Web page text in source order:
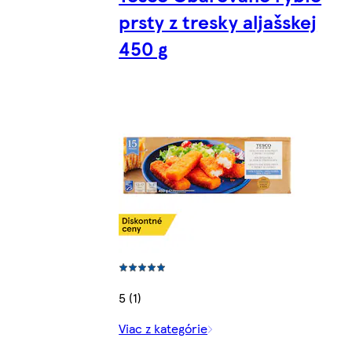
prsty z tresky aljašskej
450 g
5 (1)
Viac z kategórie